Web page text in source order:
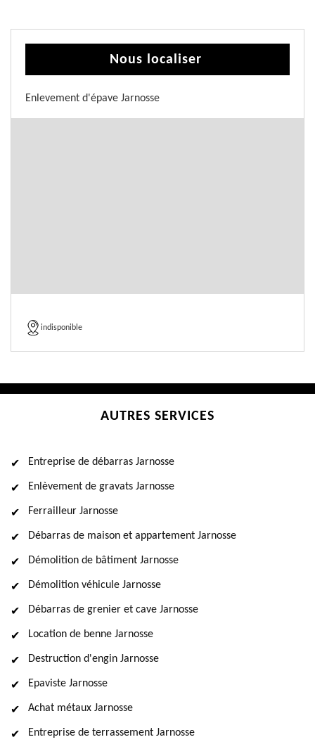
Nous localiser
Enlevement d'épave Jarnosse
indisponible
AUTRES SERVICES
Entreprise de débarras Jarnosse
Enlèvement de gravats Jarnosse
Ferrailleur Jarnosse
Débarras de maison et appartement Jarnosse
Démolition de bâtiment Jarnosse
Démolition véhicule Jarnosse
Débarras de grenier et cave Jarnosse
Location de benne Jarnosse
Destruction d'engin Jarnosse
Epaviste Jarnosse
Achat métaux Jarnosse
Entreprise de terrassement Jarnosse